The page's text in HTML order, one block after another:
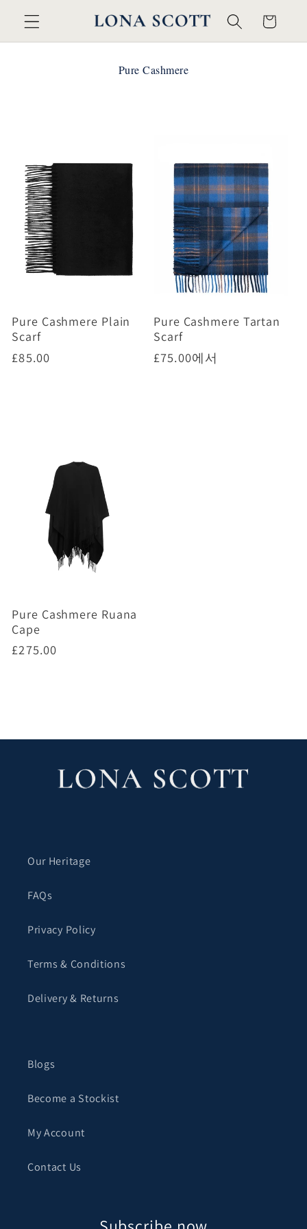
로 건너
뛰기
카
트
컬
Pure Cashmere
Pure Cashmere Plain
Scarf
정
£85.00
Pure Cashmere Tartan
Scarf
정
£75.00에서
Pure Cashmere Ruana
Cape
정
£275.00
Our Heritage
FAQs
Privacy Policy
Terms & Conditions
Delivery & Returns
Blogs
Become a Stockist
My Account
Contact Us